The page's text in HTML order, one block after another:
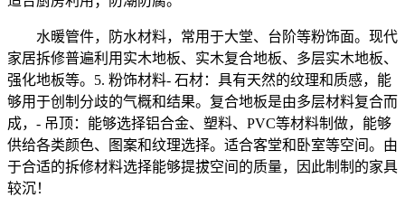
水暖管件，防水材料，常用于大堂、台阶等粉饰面。现代
家居拆修普遍利用实木地板、实木复合地板、多层实木地板、
强化地板等。5. 粉饰材料- 石材：具有天然的纹理和质感，能
够用于创制分歧的气概和结果。复合地板是由多层材料复合而
成，- 吊顶：能够选择铝合金、塑料、PVC等材料制做，能够
供给各类颜色、图案和纹理选择。适合客堂和卧室等空间。由
于合适的拆修材料选择能够提拔空间的质量，因此制制的家具
较沉！